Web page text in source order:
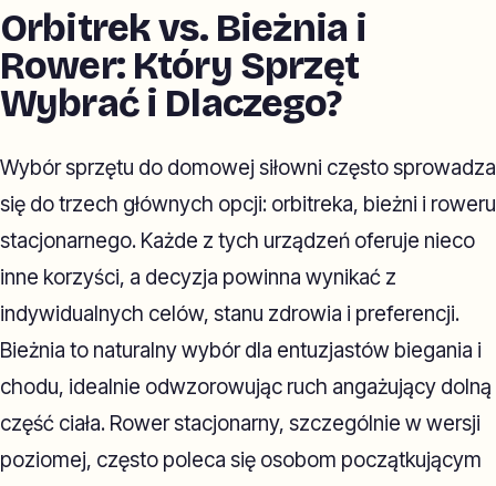
Orbitrek vs. Bieżnia i
Rower: Który Sprzęt
Wybrać i Dlaczego?
Wybór sprzętu do domowej siłowni często sprowadza
się do trzech głównych opcji: orbitreka, bieżni i roweru
stacjonarnego. Każde z tych urządzeń oferuje nieco
inne korzyści, a decyzja powinna wynikać z
indywidualnych celów, stanu zdrowia i preferencji.
Bieżnia to naturalny wybór dla entuzjastów biegania i
chodu, idealnie odwzorowując ruch angażujący dolną
część ciała. Rower stacjonarny, szczególnie w wersji
poziomej, często poleca się osobom początkującym